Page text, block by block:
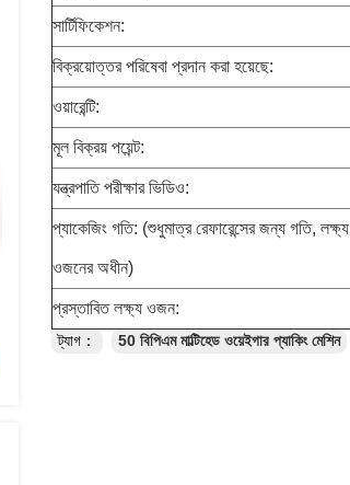
সার্টিফিকেশন:
বিক্রয়োত্তর পরিষেবা প্রদান করা হয়েছে:
ওয়ারেন্টি:
মূল বিক্রয় পয়েন্ট:
যন্ত্রপাতি পরীক্ষার ভিডিও:
প্যাকেজিং গতি: (শুধুমাত্র রেফারেন্সের জন্য গতি, লক্ষ্য
ওজনের অধীন)
প্রস্তাবিত লক্ষ্য ওজন:
ট্যাগ： 50 বিপিএম মাল্টিহেড ওয়েইগার প্যাকিং মেশিন